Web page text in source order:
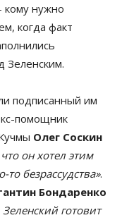
кому нужно
когда факт
Зеленским.
подписанный им
помощник
Олег Соскин
он хотел этим
то безрассудства».
Бондаренко
готовит